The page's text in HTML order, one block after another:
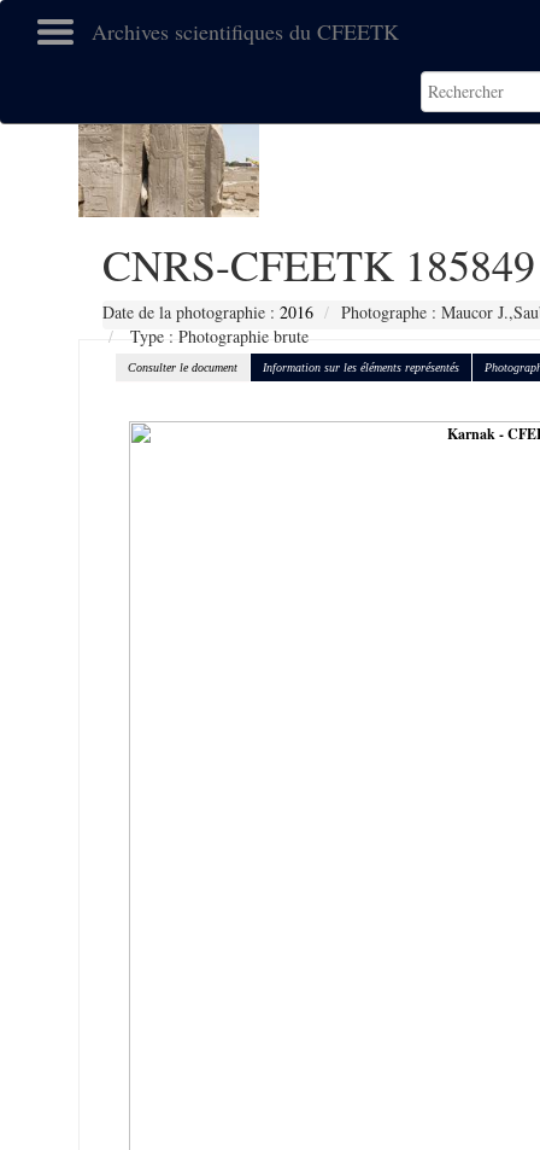
Archives scientifiques du CFEETK
CNRS-CFEETK 185849
Date de la photographie : 2016
Photographe : Maucor
Type : Photographie brute
Consulter le document Information sur les éléments représentés